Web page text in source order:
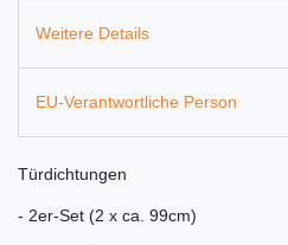
Weitere Details
EU-Verantwortliche Person
Türdichtungen
- 2er-Set (2 x ca. 99cm)